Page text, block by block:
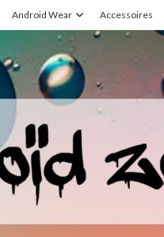
Android Wear Accessoires